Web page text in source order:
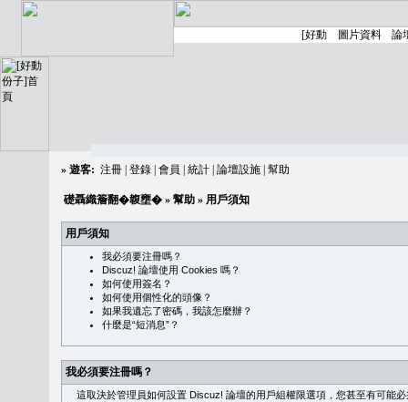
» 遊客: 注冊 登錄 會員 統計 論壇設施 幫助
礎聶織簷翻�䪖壅� » 幫助 » 用戶須知
用戶須知
我必須要注冊嗎？
Discuz! 論壇使用 Cookies 嗎？
如何使用簽名？
如何使用個性化的頭像？
如果我遺忘了密碼，我該怎麼辦？
什麼是“短消息”？
我必須要注冊嗎？
這取決於管理員如何設置 Discuz! 論壇的用戶組權限選項，您甚至有可能